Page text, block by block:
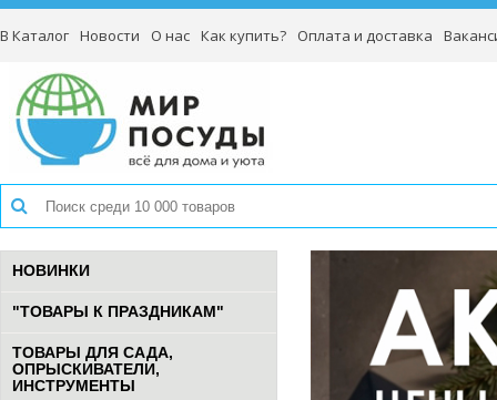
В Каталог Новости О нас Как купить? Оплата и доставка
НОВИНКИ
"ТОВАРЫ К ПРАЗДНИКАМ"
ТОВАРЫ ДЛЯ САДА,
ОПРЫСКИВАТЕЛИ,
ИНСТРУМЕНТЫ